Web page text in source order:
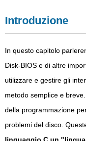
Introduzione
In questo capitolo
Disk-BIOS e di altre
utilizzare e gestire gli
metodo semplice e
della programmazione
problemi del disco.
linguaggio C un